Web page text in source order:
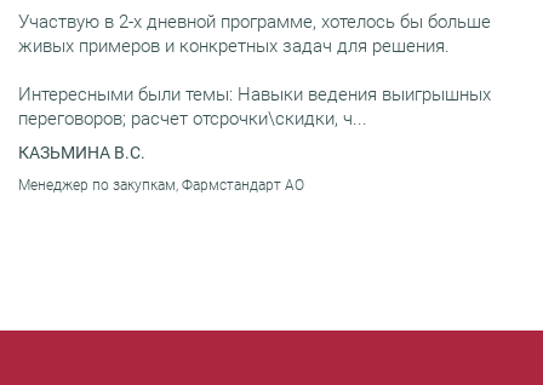
Участвую в 2-х дневной программе, хотелось бы больше
живых примеров и конкретных задач для решения.
Интересными были темы: Навыки ведения выигрышных
переговоров; расчет отсрочки\скидки, ч...
КАЗЬМИНА В.С.
Менеджер по закупкам, Фармстандарт АО